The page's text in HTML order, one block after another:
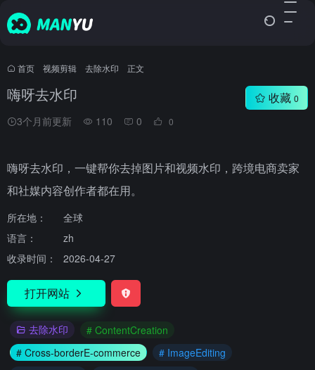
首页 视频剪辑 去除水印 正文
嗨呀去水印
3个月前更新 110 0 0
收藏 0
嗨呀去水印，一键帮你去掉图片和视频水印，跨境电商卖家
和社媒内容创作者都在用。
所在地：
全球
语言：
zh
收录时间：
2026-04-27
打开网站
去除水印
# ContentCreation
# Cross-borderE-commerce
# ImageEditing